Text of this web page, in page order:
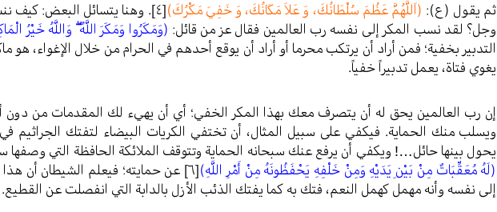
ثم يقول (ع): (اَللَّهُمَّ عَظُمَ سُلْطَانُكَ، وَ عَلاَ مَكَانُكَ، وَ خَفِيَ مَكْرُكَ)[٤]
. وهنا يتسائل البعض: كيف
وجل؟ لقد نسب المكر إلى نفسه رب العالمين فقال عز من قائل: (وَمَكَرُوا وَمَكَرَ اللَّهُ ۖ وَاللَّهُ خَيْرُ
التدبير بخفية؛ فمن أراد أن يرتكب محرما أو أراد أن يوقع أحدهم في الحرام من خلال الإغواء، هو
يغوي فتاة، يعمل تدبيراً خفياً.
إن رب العالمين يحق له أن يتصرف معك بهذا المكر الخفي؛ أي أن يهيء لك المقدمات من دون
ويسلب منك الحماية. فيكفي على سبيل المثال، أن تختفي الكريات البيضاء لتفتك
يحول بينها حائل…! ويكفي أن يرفع عنك سبحانه الحماية وتتوقف الملائكة الحافظة التي وصفها
(لَهُ مُعَقِّبَاتٌ مِنْ بَيْنِ يَدَيْهِ وَمِنْ خَلْفِهِ يَحْفَظُونَهُ مِنْ أَمْرِ اللَّهِ)[٦]
عن حمايته؛ فيعلم الشيطان أن هذا
إلى نفسه وأنه مهمل كهمل النعم، فتك به كما يفتك الذئب الأزل بالدابة التي انفصلت عن القطيع.